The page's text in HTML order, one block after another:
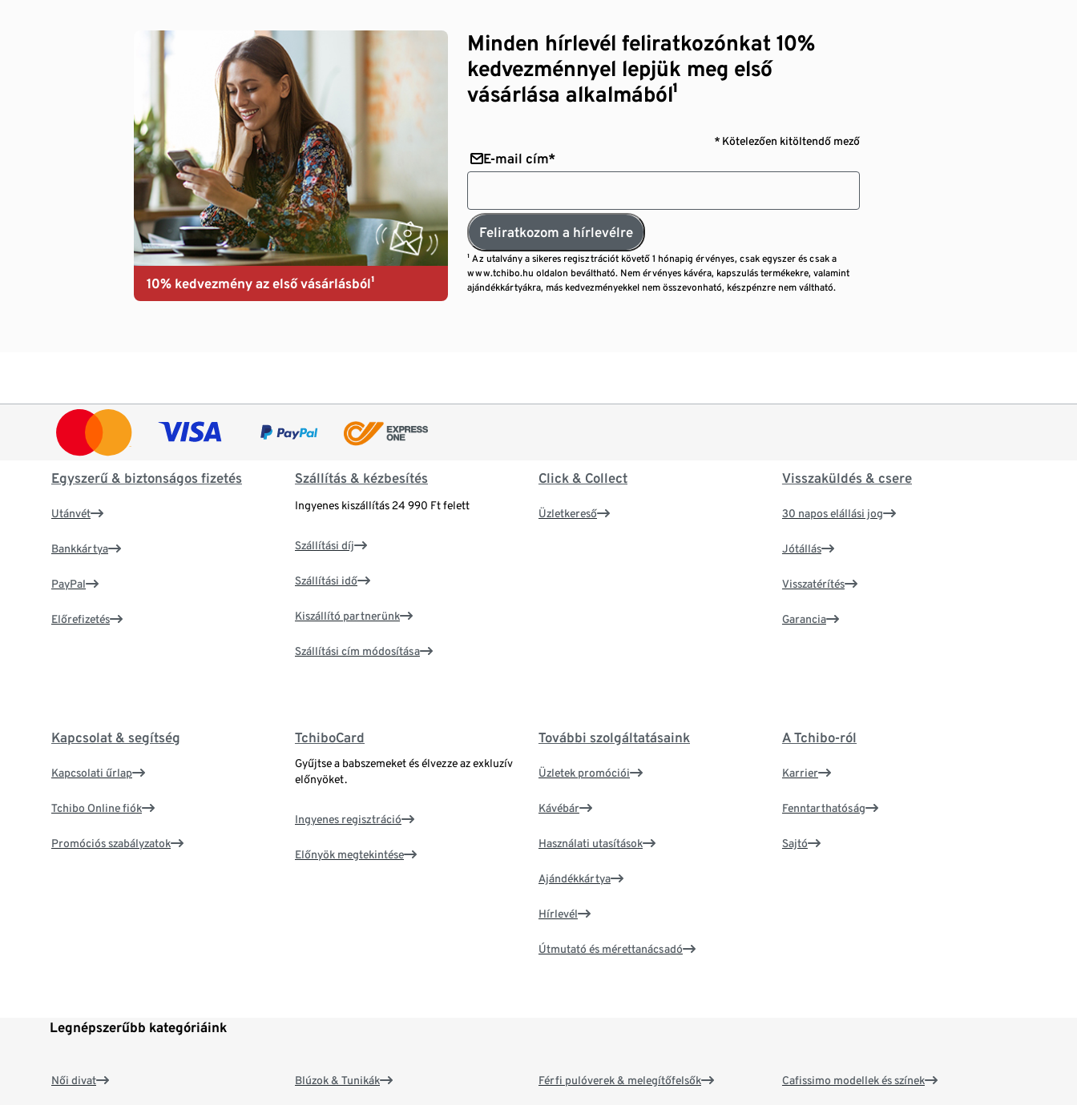
10% kedvezmény az első vásárlásból¹
Minden hírlevél feliratkozónkat 10%
kedvezménnyel lepjük meg első
vásárlása alkalmából¹
* Kötelezően kitöltendő mező
E-mail cím*
Feliratkozom a hírlevélre
¹ Az utalvány a sikeres regisztrációt követő 1 hónapig érvényes, csak egyszer és csak a
www.tchibo.hu oldalon beváltható. Nem érvényes kávéra, kapszulás termékekre, valamint
ajándékkártyákra, más kedvezményekkel nem összevonható, készpénzre nem váltható.
Egyszerű & biztonságos fizetés
Utánvét
Bankkártya
PayPal
Előrefizetés
Szállítás & kézbesítés
Ingyenes kiszállítás 24 990 Ft felett
Szállítási díj
Szállítási idő
Kiszállító partnerünk
Szállítási cím módosítása
Click & Collect
Üzletkereső
Visszaküldés & csere
30 napos elállási jog
Jótállás
Visszatérítés
Garancia
Kapcsolat & segítség
Kapcsolati űrlap
Tchibo Online fiók
Promóciós szabályzatok
TchiboCard
Gyűjtse a babszemeket és élvezze az exkluzív
előnyöket.
Ingyenes regisztráció
Előnyök megtekintése
További szolgáltatásaink
Üzletek promóciói
Kávébár
Használati utasítások
Ajándékkártya
Hírlevél
Útmutató és mérettanácsadó
A Tchibo-ról
Karrier
Fenntarthatóság
Sajtó
Legnépszerűbb kategóriáink
Női divat Blúzok & Tunikák Férfi pulóverek & melegítőfelsők Cafissimo modellek és színek